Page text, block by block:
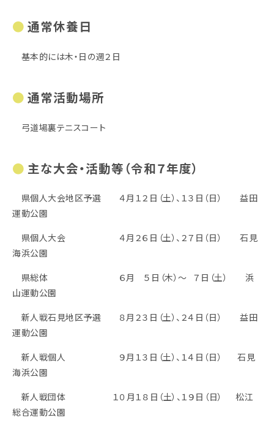
通常休養日
基本的には木・日の週２日
通常活動場所
弓道場裏テニスコート
主な大会・活動等（令和７年度）
県個人大会地区予選 ４月１２日（土）、１３日（日） 益田
運動公園
県個人大会 ４月２６日（土）、２７日（日） 石見
海浜公園
県総体 ６月 ５日（木）～ ７日（土） 浜
山運動公園
新人戦石見地区予選 ８月２３日（土）、２４日（日） 益田
運動公園
新人戦個人 ９月１３日（土）、１４日（日） 石見
海浜公園
新人戦団体 １０月１８日（土）、１９日（日） 松江
総合運動公園